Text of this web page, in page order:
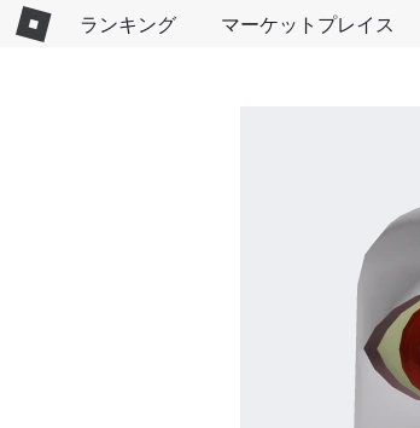
ランキング マーケットプレイス